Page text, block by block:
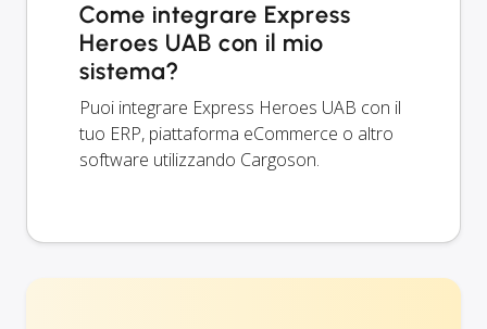
Come integrare Express
Heroes UAB con il mio
sistema?
Puoi integrare Express Heroes UAB con il
tuo ERP, piattaforma eCommerce o altro
software utilizzando Cargoson.